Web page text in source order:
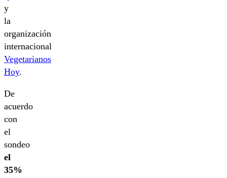
y
la
organización
internacional
Vegetarianos
Hoy.
De
acuerdo
con
el
sondeo
el
35%